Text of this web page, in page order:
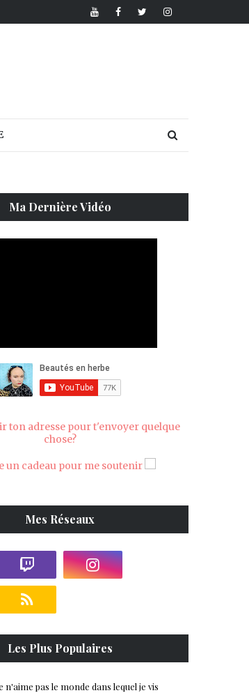
Ma Dernière Vidéo
ton adresse pour t'envoyer quelque
chose?
un cadeau pour me soutenir
Mes Réseaux
Les Plus Populaires
n'aime pas le monde dans lequel je vis